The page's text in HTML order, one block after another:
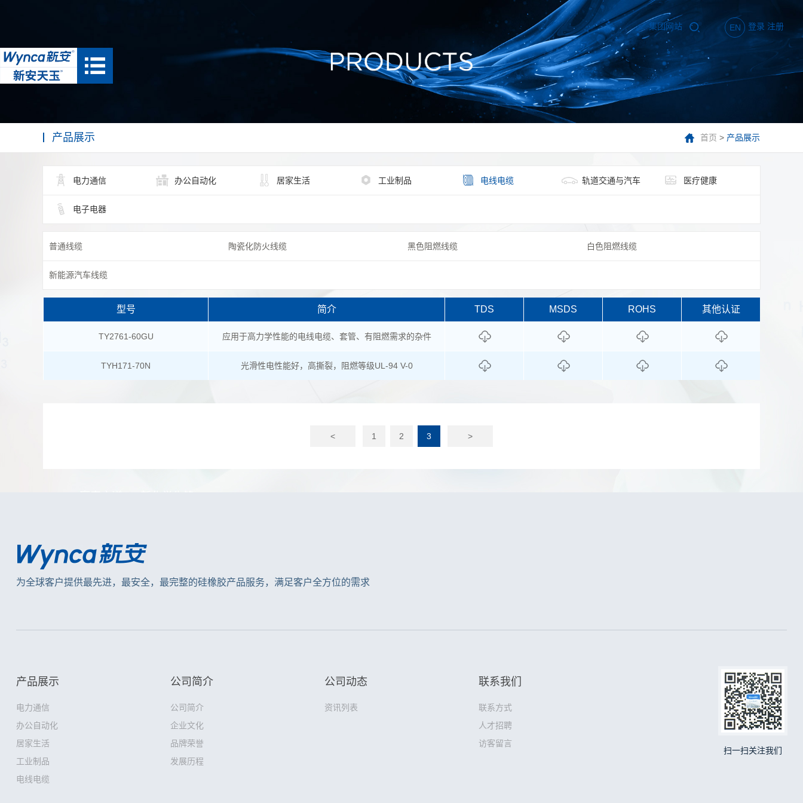
EN
集团网站 登录 注册
产品展示 首页 > 产品展示
电力通信 办公自动化 居家生活 工业制品 电线电缆 轨道交通与汽车 医疗健康
电子电器
普通线缆 陶瓷化防火线缆 黑色阻燃线缆 白色阻燃线缆
新能源汽车线缆
型号 简介 TDS MSDS ROHS 其他认证
TY2761-60GU 应用于高力学性能的电线电缆、套管、有阻燃需求的杂件
TYH171-70N 光滑性电性能好，高撕裂，阻燃等级UL-94 V-0
< 1 2 3 >
为全球客户提供最先进，最安全，最完整的硅橡胶产品服务，满足客户全方位的需求
产品展示
电力通信
办公自动化
居家生活
工业制品
电线电缆
公司简介
公司简介
企业文化
品牌荣誉
发展历程
公司动态
资讯列表
联系我们
联系方式
人才招聘
访客留言
扫一扫关注我们